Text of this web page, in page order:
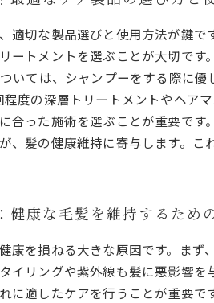
適切な製品選びと使用方法が鍵
ートメントを選ぶことが大切で
いては、シャンプーをする際に
程度の深層トリートメントやヘア
合った施術を選ぶことが重要で
、髪の健康維持に寄与します。こ
健康な毛髪を維持するため
康を損ねる大きな原因です。ま
イリングや紫外線も髪に悪影響
に適したケアを行うことが重要